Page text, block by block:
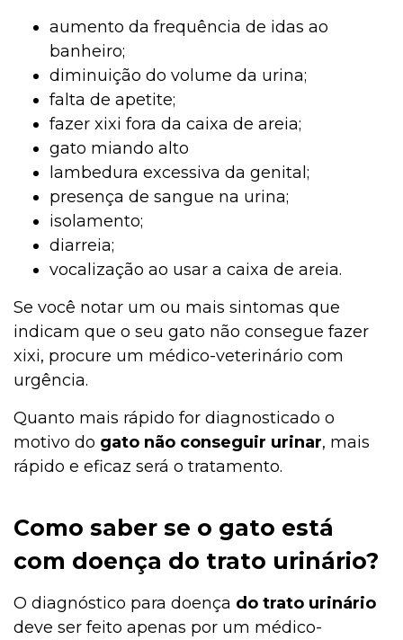
aumento da frequência de idas ao
banheiro;
diminuição do volume da urina;
falta de apetite;
fazer xixi fora da caixa de areia;
gato miando alto
lambedura excessiva da genital;
presença de sangue na urina;
isolamento;
diarreia;
vocalização ao usar a caixa de areia.
Se você notar um ou mais sintomas que
indicam que o seu gato não consegue fazer
xixi, procure um médico-veterinário com
urgência.
Quanto mais rápido for diagnosticado o
motivo do gato não conseguir urinar, mais
rápido e eficaz será o tratamento.
Como saber se o gato está
com doença do trato urinário?
O diagnóstico para doença do trato urinário
deve ser feito apenas por um médico-